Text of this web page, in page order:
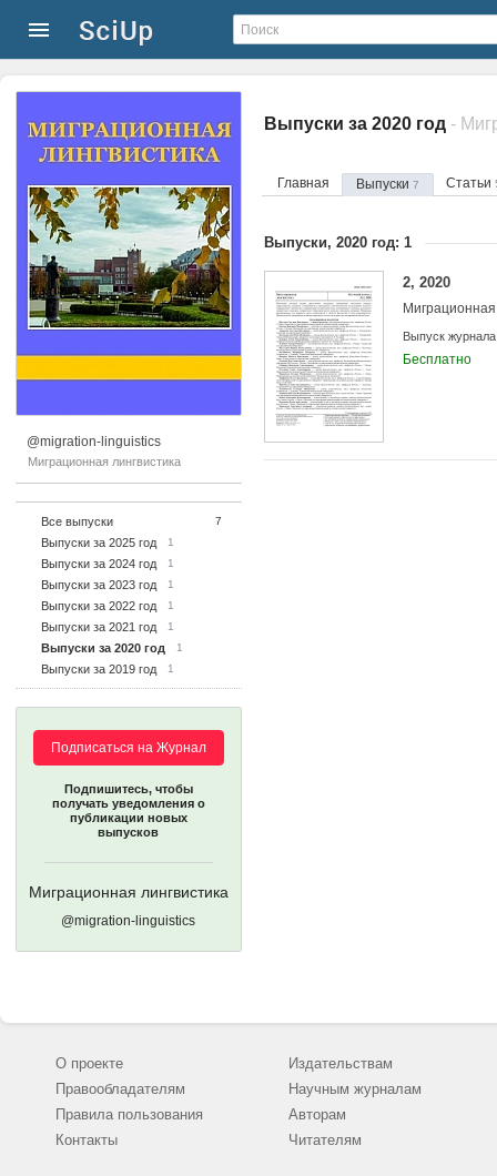
@migration-linguistics
Миграционная лингвистика
Все выпуски 7
Выпуски за 2025 год 1
Выпуски за 2024 год 1
Выпуски за 2023 год 1
Выпуски за 2022 год 1
Выпуски за 2021 год 1
Выпуски за 2020 год 1
Выпуски за 2019 год 1
Подписаться на Журнал
Подпишитесь, чтобы
получать уведомления о
публикации новых
выпусков
Миграционная лингвистика
@migration-linguistics
Выпуски за 2020 год -
Главная Выпуски 7 Статьи
Выпуски, 2020 год: 1
2, 2020
Миграционная
Выпуск журнала
Бесплатно
О проекте
Правообладателям
Правила пользования
Контакты
Издательствам
Научным журналам
Авторам
Читателям